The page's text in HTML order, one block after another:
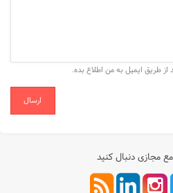
طریق ایمیل به من اطلاع بده.
ارسال
مجازی دنبال کنید